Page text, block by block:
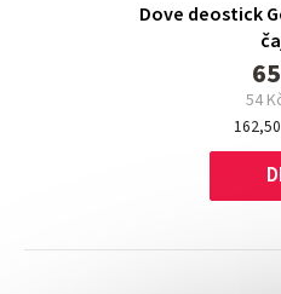
Dove deostick
54
Měrná
cena: